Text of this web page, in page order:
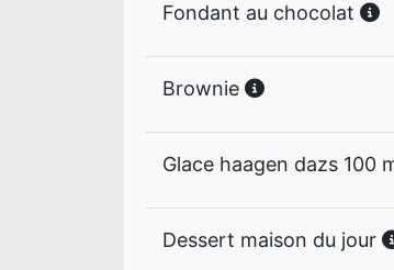
Fondant au chocolat
Brownie
Glace haagen dazs 100
Dessert maison du jour